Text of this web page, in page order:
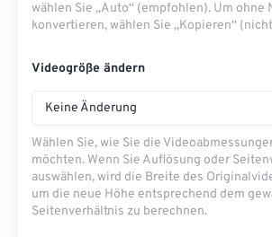
wählen Sie „Auto“ (empfohlen). Um ohne
konvertieren, wählen Sie „Kopieren“
Videogröße ändern
Keine Änderung
Wählen Sie, wie Sie die
möchten. Wenn Sie Auflösung oder
auswählen, wird die Breite des
um die neue Höhe entsprechend dem
Seitenverhältnis zu berechnen.